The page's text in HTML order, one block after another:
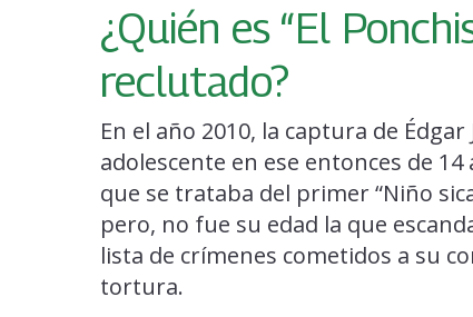
¿Quién es “El
reclutado?
En el año 2010, la captura de
adolescente en ese entonces de
que se trataba del primer “Niño
pero, no fue su edad la que
lista de crímenes cometidos a su
tortura.